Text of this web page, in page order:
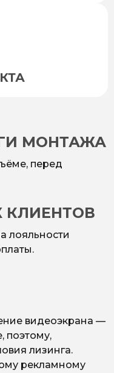
МОНТАЖА
перед
КЛИЕНТОВ
лояльности
видеоэкрана —
поэтому,
лизинга.
рекламному